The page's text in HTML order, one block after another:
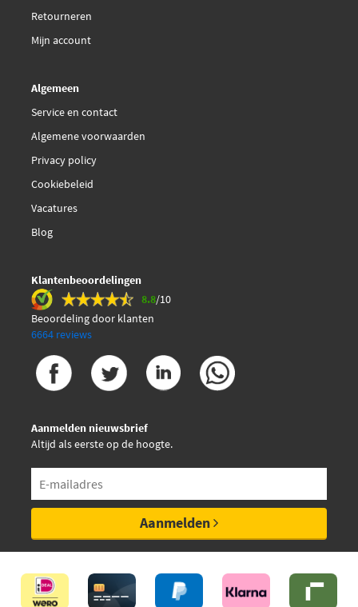
Retourneren
Mijn account
Algemeen
Service en contact
Algemene voorwaarden
Privacy policy
Cookiebeleid
Vacatures
Blog
Klantenbeoordelingen
8.8/10
Beoordeling door klanten
6664 reviews
Aanmelden nieuwsbrief
Altijd als eerste op de hoogte.
Aanmelden